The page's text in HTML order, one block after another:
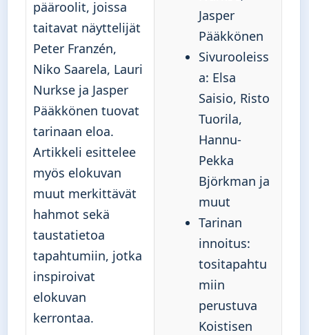
pääroolit, joissa
taitavat näyttelijät
Peter Franzén,
Niko Saarela, Lauri
Nurkse ja Jasper
Pääkkönen tuovat
tarinaan eloa.
Artikkeli esittelee
myös elokuvan
muut merkittävät
hahmot sekä
taustatietoa
tapahtumiin, jotka
inspiroivat
elokuvan
kerrontaa.
Jasper
Pääkkönen
Sivurooleiss
a: Elsa
Saisio, Risto
Tuorila,
Hannu-
Pekka
Björkman ja
muut
Tarinan
innoitus:
tositapahtu
miin
perustuva
Koistisen